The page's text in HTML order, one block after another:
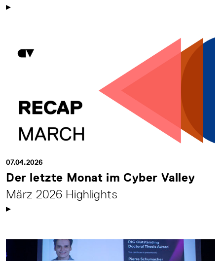
07.04.2026
Der letzte Monat im Cyber Valley
März 2026 Highlights